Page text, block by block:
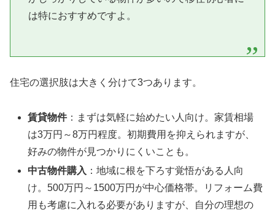
は特におすすめですよ。
住宅の選択肢は大きく分けて3つあります。
賃貸物件：まずは気軽に始めたい人向け。家賃相場
は3万円～8万円程度。初期費用を抑えられますが、
好みの物件が見つかりにくいことも。
中古物件購入 ：地域に根を下ろす覚悟がある人向
け。500万円～1500万円が中心価格帯。リフォーム費
用も考慮に入れる必要がありますが、自分の理想の